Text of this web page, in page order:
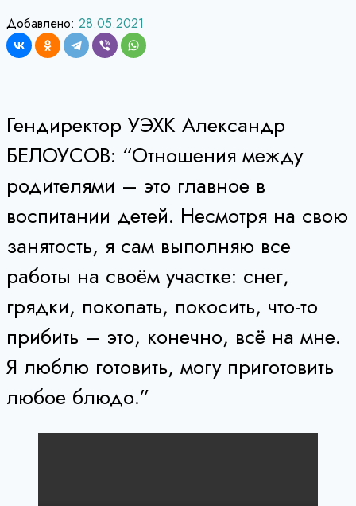
Добавлено: 28.05.2021
Гендиректор УЭХК Александр
БЕЛОУСОВ: “Отношения между
родителями – это главное в
воспитании детей. Несмотря на свою
занятость, я сам выполняю все
работы на своём участке: снег,
грядки, покопать, покосить, что-то
прибить – это, конечно, всё на мне.
Я люблю готовить, могу приготовить
любое блюдо.”